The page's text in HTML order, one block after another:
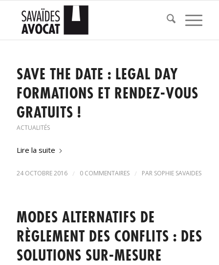
SAVE THE DATE : LEGAL DAY
FORMATIONS ET RENDEZ-VOUS
GRATUITS !
ACTUALITÉS
Lire la suite
24 OCTOBRE 2016 / 0 COMMENTAIRES / PAR SOPHIE SAVAIDES
MODES ALTERNATIFS DE
RÈGLEMENT DES CONFLITS : DES
SOLUTIONS SUR-MESURE